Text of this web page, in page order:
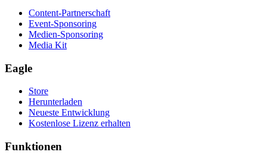
Content-Partnerschaft
Event-Sponsoring
Medien-Sponsoring
Media Kit
Eagle
Store
Herunterladen
Neueste Entwicklung
Kostenlose Lizenz erhalten
Funktionen